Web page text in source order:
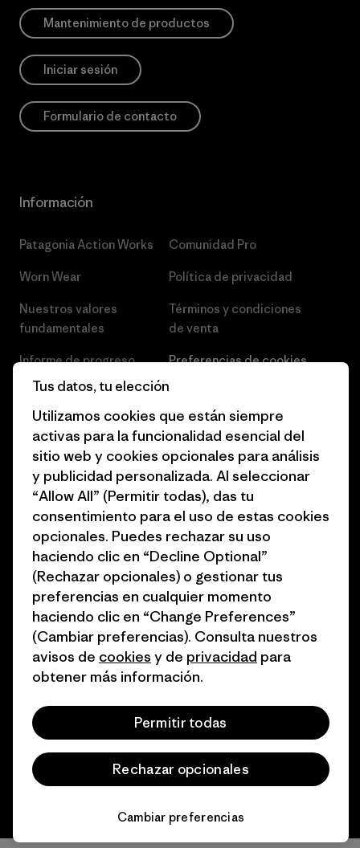
Mantenimiento de productos
Iniciar sesión
Formulario de contacto
Información
Patagonia Action Works
Worn Wear
Nuestros valores
fundamentales
Informe de progreso
Business Unusual
Objetivos climáticos
1% for the Planet
Cómo financiamos
Tarjetas regalo
Encuentra una tienda
Comunidad Pro
Política de privacidad
Términos y condiciones
de venta
Preferencias de cookies
Empleo
Prensa
Programa para profesionales
del sector
Programa de afiliados
Mapa del sitio Patagonia
España
© 2026 Patagonia, Inc. Todos los derechos reservados.
español
Tus datos, tu elección
Utilizamos cookies que están siempre
activas para la funcionalidad esencial del
sitio web y cookies opcionales para análisis
y publicidad personalizada. Al seleccionar
“Allow All” (Permitir todas), das tu
consentimiento para el uso de estas cookies
opcionales. Puedes rechazar su uso
haciendo clic en “Decline Optional”
(Rechazar opcionales) o gestionar tus
preferencias en cualquier momento
haciendo clic en “Change Preferences”
(Cambiar preferencias). Consulta nuestros
avisos de cookies y de privacidad para
obtener más información.
Permitir todas
Rechazar opcionales
Cambiar preferencias